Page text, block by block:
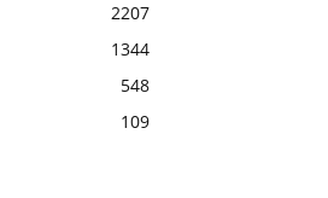
2207
1344
548
109